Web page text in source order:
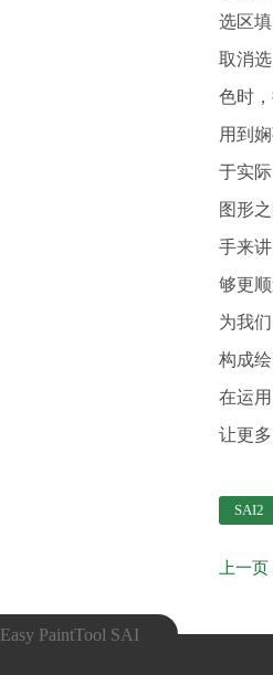
选区
取消
色时
用到
于实
图形
手来
够更
为我
构成
在运
让更
SAI2
上一
Easy PaintTool SAI